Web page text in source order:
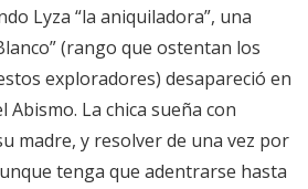
Lyza “la aniquiladora”, una
(rango que ostentan los
exploradores) desapareció en
Abismo. La chica sueña con
madre, y resolver de una vez por
tenga que adentrarse hasta